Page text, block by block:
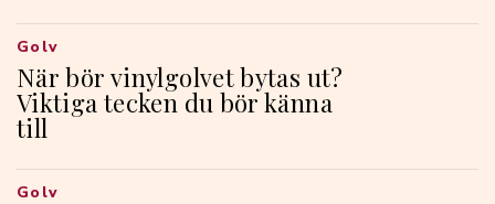
När bör vinylgolvet bytas ut?
Viktiga tecken du bör känna
till
Golv
Golv